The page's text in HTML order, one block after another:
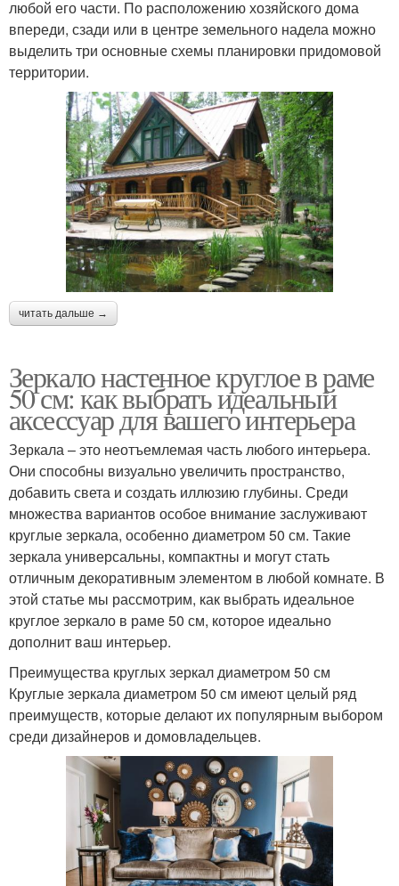
любой его части. По расположению хозяйского дома
впереди, сзади или в центре земельного надела можно
выделить три основные схемы планировки придомовой
территории.
читать дальше →
Зеркало настенное круглое в раме
50 см: как выбрать идеальный
аксессуар для вашего интерьера
Зеркала – это неотъемлемая часть любого интерьера.
Они способны визуально увеличить пространство,
добавить света и создать иллюзию глубины. Среди
множества вариантов особое внимание заслуживают
круглые зеркала, особенно диаметром 50 см. Такие
зеркала универсальны, компактны и могут стать
отличным декоративным элементом в любой комнате. В
этой статье мы рассмотрим, как выбрать идеальное
круглое зеркало в раме 50 см, которое идеально
дополнит ваш интерьер.
Преимущества круглых зеркал диаметром 50 см
Круглые зеркала диаметром 50 см имеют целый ряд
преимуществ, которые делают их популярным выбором
среди дизайнеров и домовладельцев.